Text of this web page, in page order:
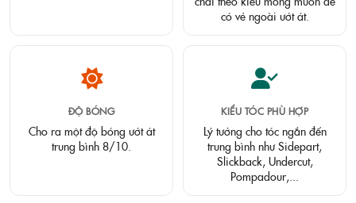
có vẻ ngoài ướt át.
ĐỘ BÓNG
Cho ra một độ bóng ướt át
trung bình 8/10.
KIỂU TÓC PHÙ HỢP
Lý tưởng cho tóc ngắn đến
trung bình như Sidepart,
Slickback, Undercut,
Pompadour,...